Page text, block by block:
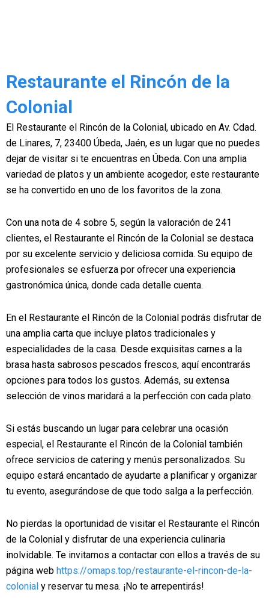
Restaurante el Rincón de la
Colonial
El Restaurante el Rincón de la Colonial, ubicado en Av. Cdad.
de Linares, 7, 23400 Úbeda, Jaén, es un lugar que no puedes
dejar de visitar si te encuentras en Úbeda. Con una amplia
variedad de platos y un ambiente acogedor, este restaurante
se ha convertido en uno de los favoritos de la zona.
Con una nota de 4 sobre 5, según la valoración de 241
clientes, el Restaurante el Rincón de la Colonial se destaca
por su excelente servicio y deliciosa comida. Su equipo de
profesionales se esfuerza por ofrecer una experiencia
gastronómica única, donde cada detalle cuenta.
En el Restaurante el Rincón de la Colonial podrás disfrutar de
una amplia carta que incluye platos tradicionales y
especialidades de la casa. Desde exquisitas carnes a la
brasa hasta sabrosos pescados frescos, aquí encontrarás
opciones para todos los gustos. Además, su extensa
selección de vinos maridará a la perfección con cada plato.
Si estás buscando un lugar para celebrar una ocasión
especial, el Restaurante el Rincón de la Colonial también
ofrece servicios de catering y menús personalizados. Su
equipo estará encantado de ayudarte a planificar y organizar
tu evento, asegurándose de que todo salga a la perfección.
No pierdas la oportunidad de visitar el Restaurante el Rincón
de la Colonial y disfrutar de una experiencia culinaria
inolvidable. Te invitamos a contactar con ellos a través de su
página web https://omaps.top/restaurante-el-rincon-de-la-
colonial y reservar tu mesa. ¡No te arrepentirás!